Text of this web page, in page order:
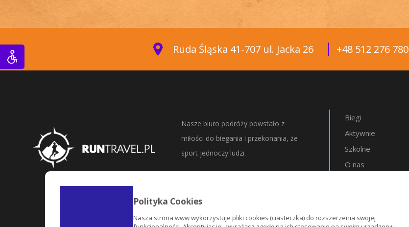
Ruda Śląska 41-707 ul. Jacka 26 +48 512 276 780
Nasze biuro podróży powstało z
miłości do biegania i przekonania, że
sport jednoczy ludzi.
Odkrywaj i doświadczaj z nami
wrażeń, emocji i pokonywania
własnych słabości.
Biegi
Aktywnie
Szkolne
O nas
Polityka Cookies
Nasza strona www wykorzystuje pliki cookies (ciasteczka) do rozszerzenia swojej